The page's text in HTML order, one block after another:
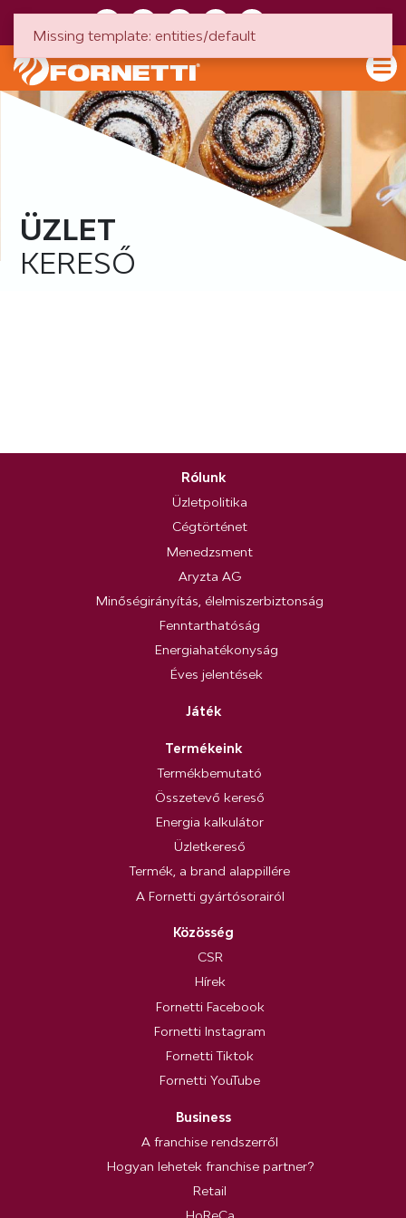
ÜZLET
KERESŐ
Rólunk
Üzletpolitika
Cégtörténet
Menedzsment
Aryzta AG
Minőségirányítás, élelmiszerbiztonság
Fenntarthatóság
Energiahatékonyság
Éves jelentések
Játék
Termékeink
Termékbemutató
Összetevő kereső
Energia kalkulátor
Üzletkereső
Termék, a brand alappillére
A Fornetti gyártósorairól
Közösség
CSR
Hírek
Fornetti Facebook
Fornetti Instagram
Fornetti Tiktok
Fornetti YouTube
Business
A franchise rendszerről
Hogyan lehetek franchise partner?
Retail
Missing template: entities/default